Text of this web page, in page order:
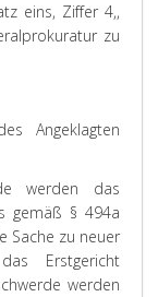
eins, Ziffer 4,,
zu
Angeklagten
werden das
gemäß § 494a
Sache zu neuer
Erstgericht
werden